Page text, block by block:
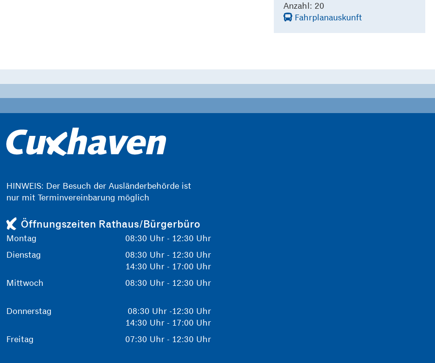
Anzahl: 20
Fahrplanauskunft
HINWEIS: Der Besuch der Ausländerbehörde ist
nur mit Terminvereinbarung möglich
Öffnungszeiten Rathaus/Bürgerbüro
Montag
08:30 Uhr - 12:30 Uhr
Dienstag
08:30 Uhr - 12:30 Uhr
14:30 Uhr - 17:00 Uhr
Mittwoch
08:30 Uhr - 12:30 Uhr
Donnerstag
08:30 Uhr -12:30 Uhr
14:30 Uhr - 17:00 Uhr
Freitag
07:30 Uhr - 12:30 Uhr